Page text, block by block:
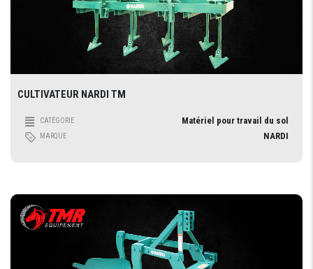
CULTIVATEUR NARDI TM
CATÉGORIE Matériel pour travail du sol
MARQUE NARDI